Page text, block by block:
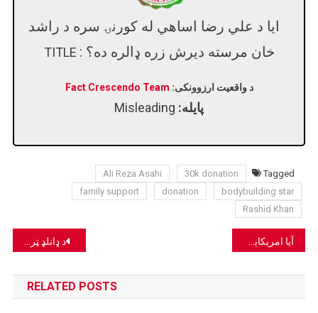
ایا د علي رضا اساهي له کورنۍ سره د راشد
خان مرسته دیرش زره ډالره ده؟ :
د واقعیت ارزوونکی: Fact Crescendo Team
پایله:
Tagged
30k donation
Ali Reza Asahi
bodybuilding star
donation
family support
Rashid Khan
Post
navigation
د ډانلډ ټرمپ دویم ځلي رییس جمهور کېدل او د افغانیو پر ارزښت یې اغېزې. آیا امریکایي ځواکونه به افغانستان ته یو ځل بیا ستانه شي؟
RELATED POSTS